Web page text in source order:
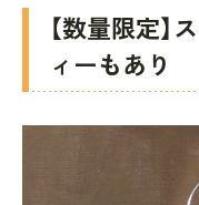
【数量限定】
ィーもあり